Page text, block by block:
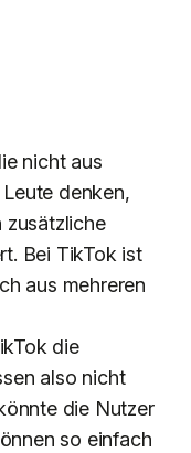
nicht aus
denken,
zusätzliche
Bei TikTok ist
aus mehreren
die
also nicht
die Nutzer
so einfach